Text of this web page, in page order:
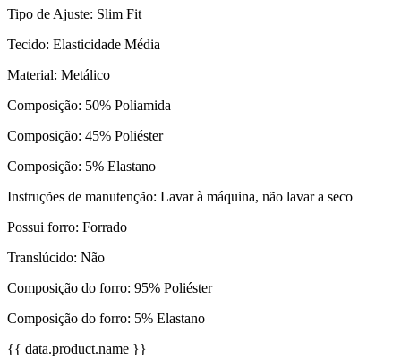
Tipo de Ajuste: Slim Fit
Tecido: Elasticidade Média
Material: Metálico
Composição: 50% Poliamida
Composição: 45% Poliéster
Composição: 5% Elastano
Instruções de manutenção: Lavar à máquina, não lavar a seco
Possui forro: Forrado
Translúcido: Não
Composição do forro: 95% Poliéster
Composição do forro: 5% Elastano
{{ data.product.name }}